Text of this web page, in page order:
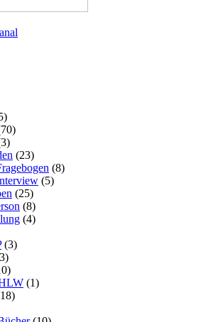
(23)
(8)
(5)
(25)
(8)
(4)
(3)
(1)